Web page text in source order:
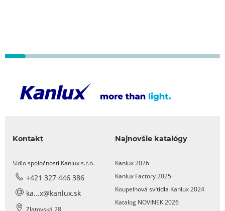
Kontakt
Sídlo spoločnosti Kanlux s.r.o.
+421 327 446 386
ka...x@kanlux.sk
Zlatovská 28
Najnovšie katalógy
Kanlux 2026
Kanlux Factory 2025
Koupelnová svítidla Kanlux 2024
Katalog NOVINEK 2026